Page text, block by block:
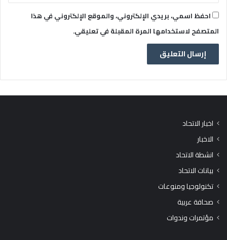
احفظ اسمي، بريدي الإلكتروني، والموقع الإلكتروني في هذا
المتصفح لاستخدامها المرة المقبلة في تعليقي.
اخبار الاتحاد
الاخبار
انشطة الاتحاد
بيانات الاتحاد
تكنولوجيا ومنوعات
صحافة عربية
مؤتمرات وندوات